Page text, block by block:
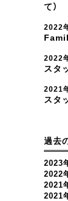
て）
2022
2022
スタ
2021
スタ
過去
2023
2022
2021
2021